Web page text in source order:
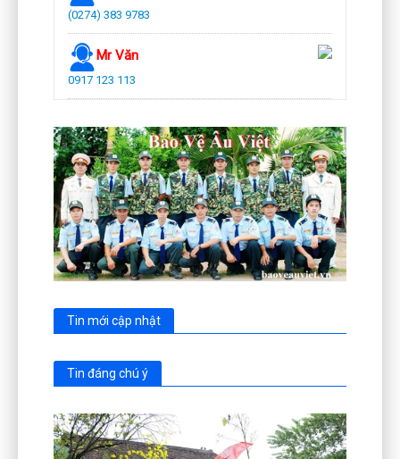
(0274) 383 9783
Mr Văn
0917 123 113
Tin mới cập nhật
Tin đáng chú ý